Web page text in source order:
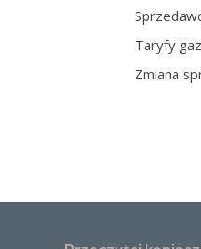
Taryfy
Zmiana